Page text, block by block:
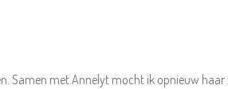
Samen met Annelyt mocht ik opnieuw